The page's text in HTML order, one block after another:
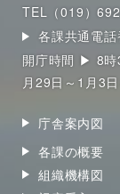
TEL（019）
各課共通電
開庁時間 ▶ 8時
月29日～1月3日
庁舎案内図
各課の概要
組織機構図